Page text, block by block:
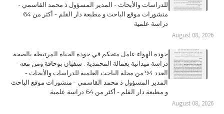
للدراسات والأبحاث - المدير المسؤول ذ محمد القاسمي -
منشورات موقع الباحث و مطبعة دار القلم - أكثر من 64
دراسة علمية
August 08, 2026
جودة الهواء عامل متحكم في جودة الحياة المرتبطة بالصحة:
دراسة ميدانية بعمالة المحمدية . سفيان بوحافة ومن معه -
العدد 94 من مجلة الباحث العلمية للدراسات والأبحاث -
المدير المسؤول ذ محمد القاسمي - منشورات موقع الباحث
و مطبعة دار القلم - أكثر من 64 دراسة علمية
August 08, 2026